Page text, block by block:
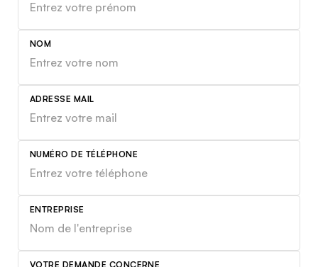
NOM
ADRESSE MAIL
NUMÉRO DE TÉLÉPHONE
ENTREPRISE
VOTRE DEMANDE CONCERNE